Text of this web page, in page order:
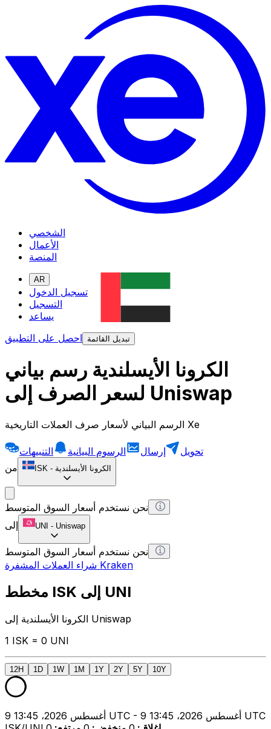
الشخصي
الأعمال
المنصة
AR
تسجيل الدخول
التسجيل
يساعد
احصل على التطبيق
تبديل القائمة
الكرونا الأيسلندية رسم بياني
لسعر الصرف إلى Uniswap
الرسم البياني لأسعار صرف العملات التاريخية Xe
تحويل إرسال الرسوم البيانية
التنبيهات
من
ISK - الكرونا الأيسلندية
نحن نستخدم أسعار السوق المتوسط
إلى
UNI - Uniswap
نحن نستخدم أسعار السوق المتوسط
شراء العملات المشفرة Kraken
مخطط ISK إلى UNI
الكرونا الأيسلندية إلى Uniswap
1 ISK = 0 UNI
12H 1D 1W 1M 1Y 2Y 5Y 10Y
9 أغسطس 2026، 13:45 UTC - 9 أغسطس 2026، 13:45 UTC